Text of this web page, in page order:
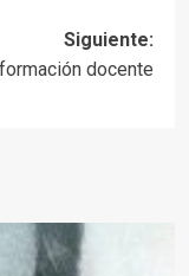
Siguiente:
docente